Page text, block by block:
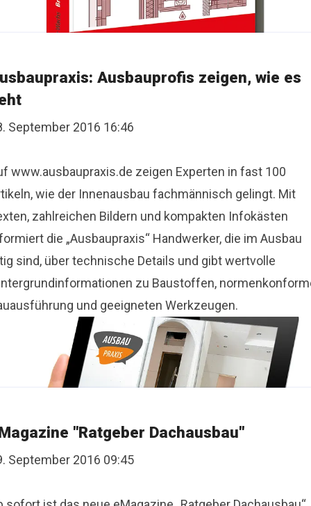
Ausbauprofis zeigen, wie es
September 2016 16:46
www.ausbaupraxis.de zeigen Experten in fast 100
wie der Innenausbau fachmännisch gelingt. Mit
zahlreichen Bildern und kompakten Infokästen
die „Ausbaupraxis“ Handwerker, die im Ausbau
sind, über technische Details und gibt wertvolle
zu Baustoffen,
und geeigneten Werkzeugen.
"Ratgeber Dachausbau"
September 2016 09:45